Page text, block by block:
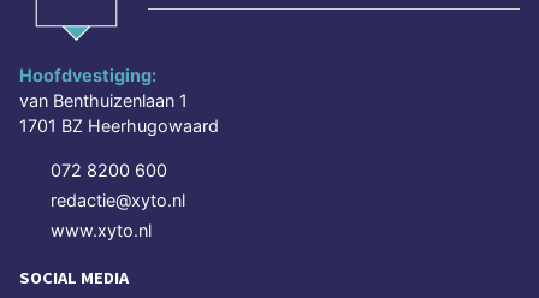
Hoofdvestiging:
van Benthuizenlaan 1
1701 BZ Heerhugowaard
072 8200 600
redactie@xyto.nl
www.xyto.nl
SOCIAL MEDIA